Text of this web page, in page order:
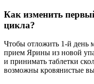
Как изменить
цикла?
Чтобы отложить 1-й день
прием Ярины из новой
и принимать таблетки
возможны кровянистые